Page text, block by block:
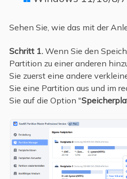
Sehen Sie, wie das mit der
Schritt 1.Wenn Sie den
Partition zu einer anderen
Sie zuerst eine andere
Sie eine Partition aus und im
Sie auf die Option "